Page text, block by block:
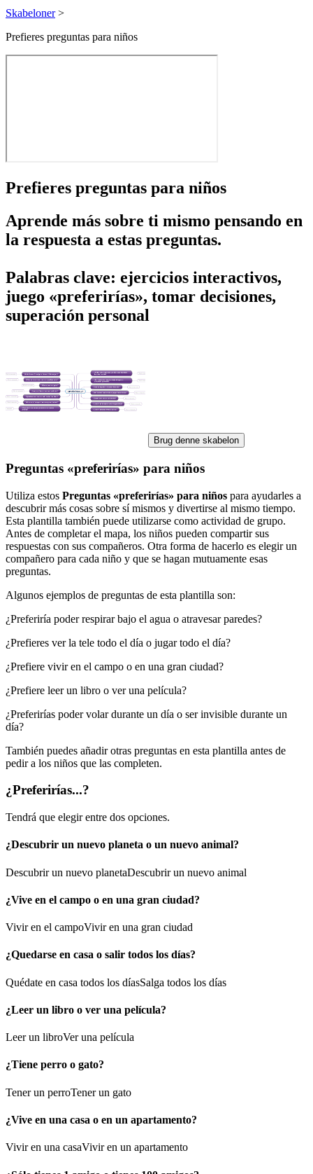
Skabeloner >
Prefieres preguntas para niños
Prefieres preguntas para niños
Aprende más sobre ti mismo pensando en
la respuesta a estas preguntas.
Palabras clave: ejercicios interactivos,
juego «preferirías», tomar decisiones,
superación personal
Brug denne skabelon
Preguntas «preferirías» para niños
Utiliza estos Preguntas «preferirías» para niños para ayudarles a
descubrir más cosas sobre sí mismos y divertirse al mismo tiempo.
Esta plantilla también puede utilizarse como actividad de grupo.
Antes de completar el mapa, los niños pueden compartir sus
respuestas con sus compañeros. Otra forma de hacerlo es elegir un
compañero para cada niño y que se hagan mutuamente esas
preguntas.
Algunos ejemplos de preguntas de esta plantilla son:
¿Preferiría poder respirar bajo el agua o atravesar paredes?
¿Prefieres ver la tele todo el día o jugar todo el día?
¿Prefiere vivir en el campo o en una gran ciudad?
¿Prefiere leer un libro o ver una película?
¿Preferirías poder volar durante un día o ser invisible durante un
día?
También puedes añadir otras preguntas en esta plantilla antes de
pedir a los niños que las completen.
¿Preferirías...?
Tendrá que elegir entre dos opciones.
¿Descubrir un nuevo planeta o un nuevo animal?
Descubrir un nuevo planetaDescubrir un nuevo animal
¿Vive en el campo o en una gran ciudad?
Vivir en el campoVivir en una gran ciudad
¿Quedarse en casa o salir todos los días?
Quédate en casa todos los díasSalga todos los días
¿Leer un libro o ver una película?
Leer un libroVer una película
¿Tiene perro o gato?
Tener un perroTener un gato
¿Vive en una casa o en un apartamento?
Vivir en una casaVivir en un apartamento